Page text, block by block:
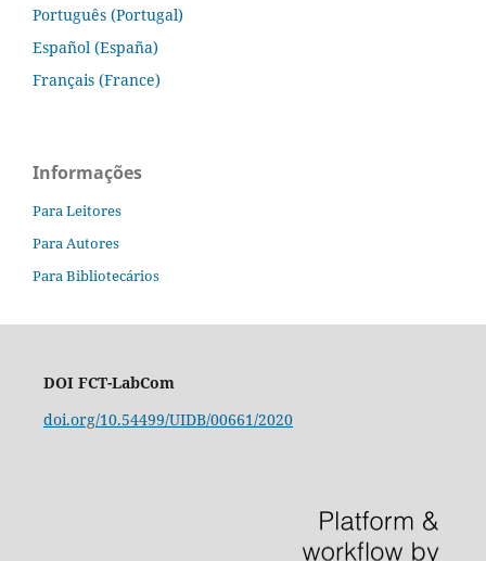
Português (Portugal)
Español (España)
Français (France)
Informações
Para Leitores
Para Autores
Para Bibliotecários
DOI FCT-LabCom
doi.org/10.54499/UIDB/00661/2020